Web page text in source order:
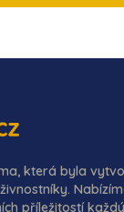
která byla
příležitostí